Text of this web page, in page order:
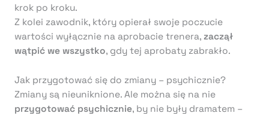
krok po kroku.
Z kolei zawodnik, który opierał swoje poczucie
wartości wyłącznie na aprobacie trenera, zaczął
wątpić we wszystko, gdy tej aprobaty zabrakło.
Jak przygotować się do zmiany – psychicznie?
Zmiany są nieuniknione. Ale można się na nie
przygotować psychicznie, by nie były dramatem –